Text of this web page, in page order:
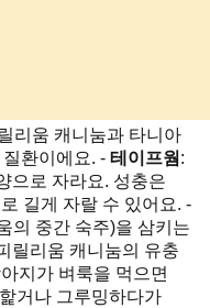
리움 캐니눔과 타니아
환이에요. - 테이프웜 :
으로 자라요. 성충은
길게 자랄 수 있어요. -
의 중간 숙주)을 삼키는
릴리움 캐니눔의 유충
지가 벼룩을 먹으면
거나 그루밍하다가